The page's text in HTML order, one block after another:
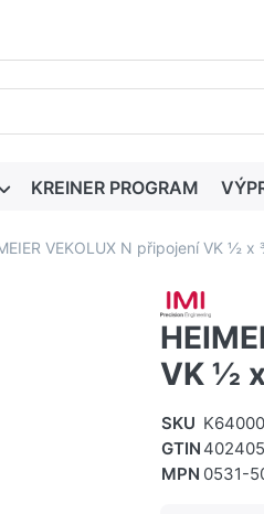
zobrazí automaticky při
KREINER PROGRAM
VEKOLUX N připojení VK ½
VK ½
SKU
GTIN
MPN 0531-